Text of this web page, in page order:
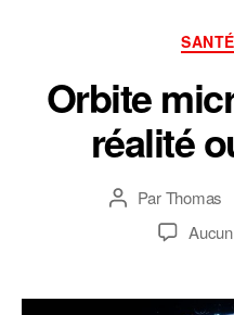
SANTÉ
Orbite
réalité
Auteur
l’article
ParThomas